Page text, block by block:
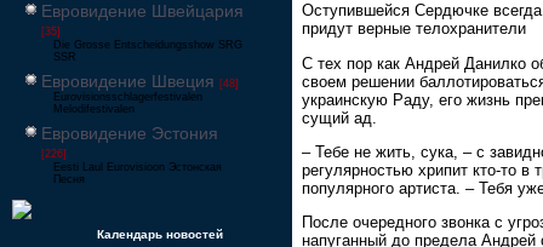
Евровидение Швейцария
[35]
Die Grosse Entscheidungsshow SRG
SSR
Евровидение Швеция [48]
Eurovisionsschlagerfestivalen
Melodifestivalen
Евровидение Эстония
[226]
Eesti Laul Eurovisioon Эстонская
Песня
Календарь новостей
Оступившейся Сердючке
придут верные телохранители
С тех пор как Андрей Данилко
своем решении
украинскую Раду, его жизнь
сущий ад.
– Тебе не жить, сука, – с
регулярностью хрипит кто-то в
популярного артиста. – Тебя
После очередного звонка с
напуганный до предела Андрей